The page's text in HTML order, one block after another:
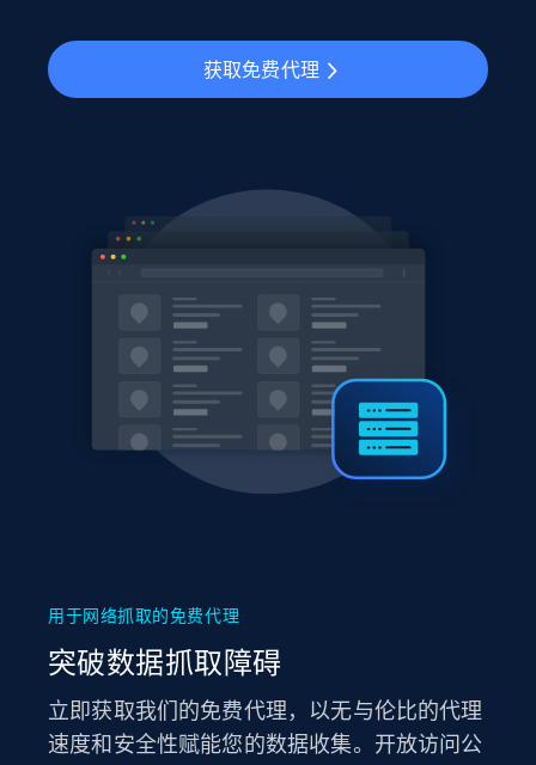
获取免费代理
用于网络抓取的免费代理
突破数据抓取障碍
立即获取我们的免费代理，以无与伦比的代理
速度和安全性赋能您的数据收集。开放访问公